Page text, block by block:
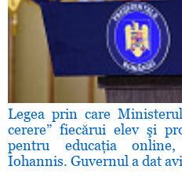
Legea prin care
cerere” fiecărui elev şi
pentru educaţia
Iohannis. Guvernul a dat